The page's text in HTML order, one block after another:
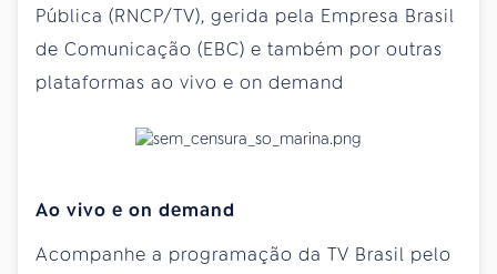
Pública (RNCP/TV), gerida pela Empresa Brasil
de Comunicação (EBC) e também por outras
plataformas ao vivo e on demand
Ao vivo e on demand
Acompanhe a programação da TV Brasil pelo